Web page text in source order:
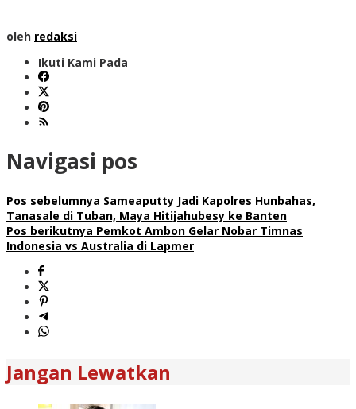
oleh redaksi
Ikuti Kami Pada
Navigasi pos
Pos sebelumnya Sameaputty Jadi Kapolres Hunbahas,
Tanasale di Tuban, Maya Hitijahubesy ke Banten
Pos berikutnya Pemkot Ambon Gelar Nobar Timnas
Indonesia vs Australia di Lapmer
Jangan Lewatkan